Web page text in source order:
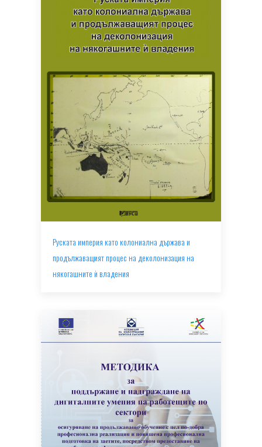
Руската империя като колониална държава и
продължаващият процес на деколонизация на
някогашните ѝ владения